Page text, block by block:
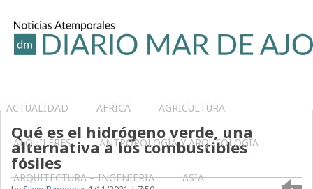
ACTUALIDAD AFRICA AGRICULTURA
ALQUILERES ANTROPOLOGÍA Y ARQUEOLOGÍA
ARQUITECTURA – INGENIERIA ASIA
Qué es el hidrógeno verde, una
alternativa a los combustibles
fósiles